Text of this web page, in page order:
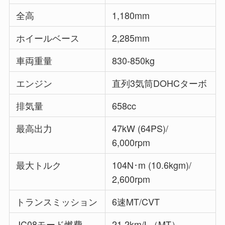
全高
1,180mm
ホイールベース
2,285mm
車両重量
830-850kg
エンジン
直列3気筒DOHCターボ
排気量
658cc
最高出力
47kW (64PS)/
6,000rpm
最大トルク
104N･m (10.6kgm)/
2,600rpm
トランスミッション
6速MT/CVT